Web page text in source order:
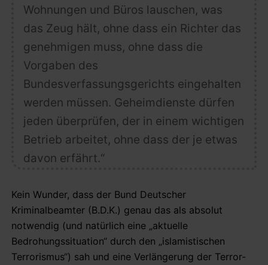
Wohnungen und Büros lauschen, was
das Zeug hält, ohne dass ein Richter das
genehmigen muss, ohne dass die
Vorgaben des
Bundesverfassungsgerichts eingehalten
werden müssen. Geheimdienste dürfen
jeden überprüfen, der in einem wichtigen
Betrieb arbeitet, ohne dass der je etwas
davon erfährt.“
Kein Wunder, dass der Bund Deutscher
Kriminalbeamter (B.D.K.) genau das als absolut
notwendig (und natürlich eine „aktuelle
Bedrohungssituation“ durch den „islamistischen
Terrorismus“) sah und eine Verlängerung der Terror-